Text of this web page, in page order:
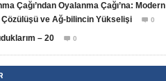
Çağı’ndan Oyalanma Çağı’na: Modern
Çözülüşü ve Ağ-bilincin Yükselişi
 0
– 20  0